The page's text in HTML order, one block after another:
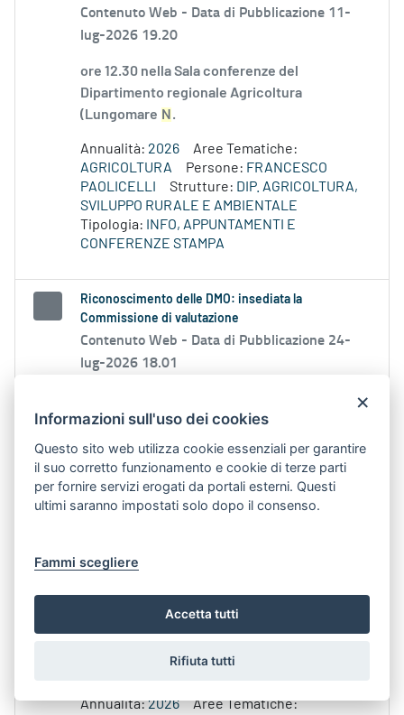
Contenuto Web - Data di Pubblicazione 11-
lug-2026 19.20
ore 12.30 nella Sala conferenze del
Dipartimento regionale Agricoltura
(Lungomare N .
Annualità: 2026
Aree Tematiche:
AGRICOLTURA
Persone: FRANCESCO
PAOLICELLI
Strutture: DIP. AGRICOLTURA,
SVILUPPO RURALE E AMBIENTALE
Tipologia:
INFO, APPUNTAMENTI E
CONFERENZE STAMPA
Riconoscimento delle DMO: insediata la
Commissione di valutazione
Contenuto Web - Data di Pubblicazione 24-
lug-2026 18.01
valutazione prevista dalla normativa regionale
sulle DMO e nominata con atto dirigenziale
Aree Tematiche:TURISMO E CULTURA
Argomenti:TURISMO
2021-2027
pubblico per la selezione di
Annualità:2026 Aree Tematiche:
×
Informazioni sull'uso dei cookies
Questo sito web utilizza cookie essenziali per garantire
il suo corretto funzionamento e cookie di terze parti
per fornire servizi erogati da portali esterni. Questi
ultimi saranno impostati solo dopo il consenso.
Fammi scegliere
Accetta tutti
Rifiuta tutti